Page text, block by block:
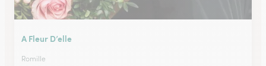
A Fleur D’elle
Romille